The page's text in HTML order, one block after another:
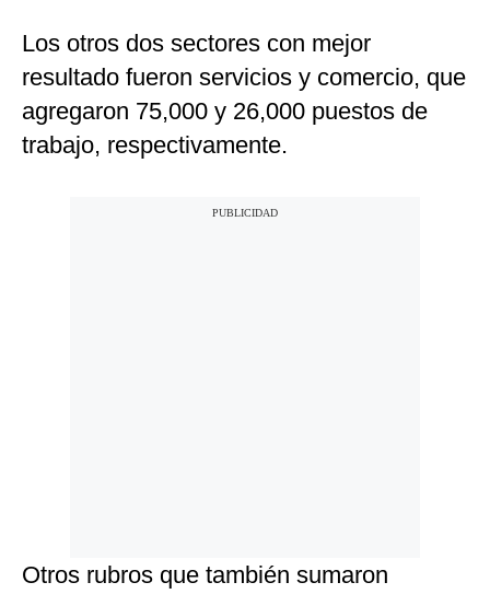
Los otros dos sectores con mejor
resultado fueron servicios y comercio, que
agregaron 75,000 y 26,000 puestos de
trabajo, respectivamente.
Otros rubros que también sumaron